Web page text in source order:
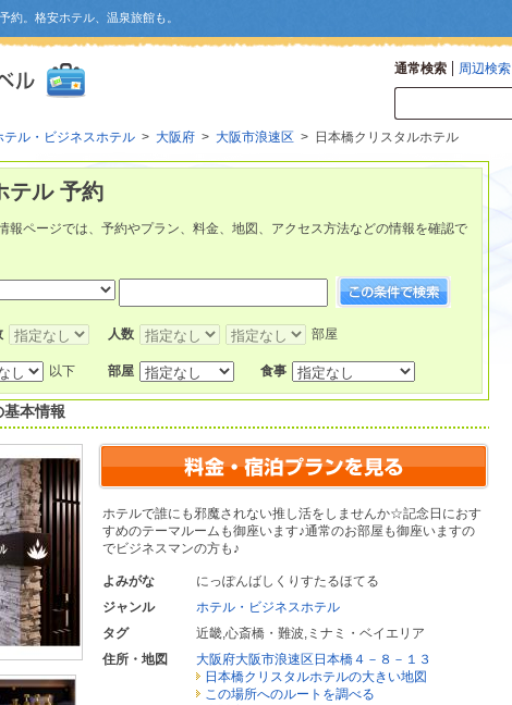
約。格安ホテル、温泉旅館も。
通常検索 周辺検索
テル・ビジネスホテル > 大阪府 > 大阪市浪速区 > 日本橋クリスタルホテル
テル 予約
報ページでは、予約やプラン、料金、地図、アクセス方法などの情報を確認で
人数 部屋
以下 部屋 食事
基本情報
ホテルで誰にも邪魔されない推し活をしませんか☆記念日におす
すめのテーマルームも御座います♪通常のお部屋も御座いますの
でビジネスマンの方も♪
よみがな
にっぽんばしくりすたるほてる
ジャンル
ホテル・ビジネスホテル
タグ
近畿,心斎橋・難波, ミナミ・ベイエリア
住所・地図
大阪府大阪市浪速区日本橋４－８－１３
日本橋クリスタルホテルの大きい地図
この場所へのルートを調べる